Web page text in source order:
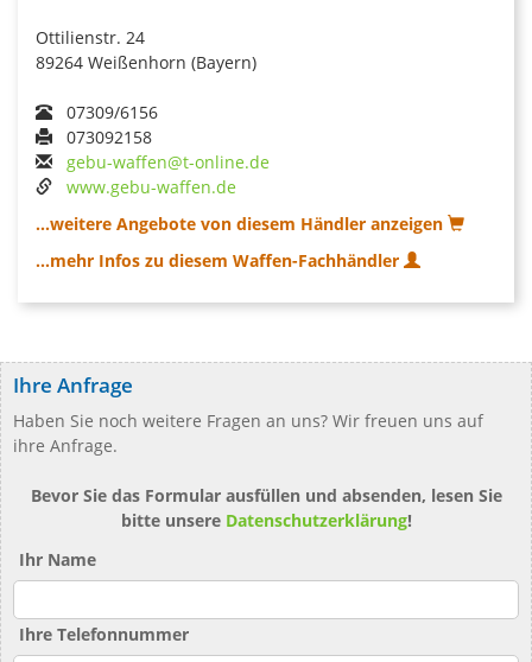
Ottilienstr. 24
89264 Weißenhorn (Bayern)
07309/6156
073092158
gebu-waffen@t-online.de
www.gebu-waffen.de
...weitere Angebote von diesem Händler anzeigen
...mehr Infos zu diesem Waffen-Fachhändler
Ihre Anfrage
Haben Sie noch weitere Fragen an uns? Wir freuen uns auf
ihre Anfrage.
Bevor Sie das Formular ausfüllen und absenden, lesen Sie
bitte unsere Datenschutzerklärung!
Ihr Name
Ihre Telefonnummer